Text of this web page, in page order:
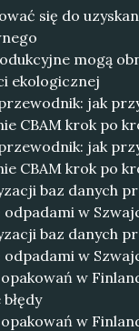
się do
mogą
ekologicznej
jak
CBAM krok po
jak
CBAM krok po
baz danych
odpadami w
baz danych
odpadami w
w
w